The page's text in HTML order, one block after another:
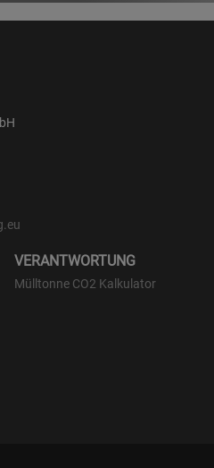
VERANTWORTUNG
Mülltonne CO2 Kalkulator